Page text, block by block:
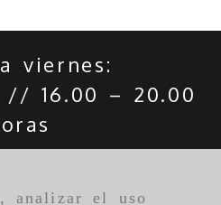
analizar el uso
viernes:
// 16.00 – 20.00